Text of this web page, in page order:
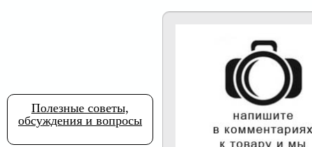
Полезные советы,
обсуждения и вопросы